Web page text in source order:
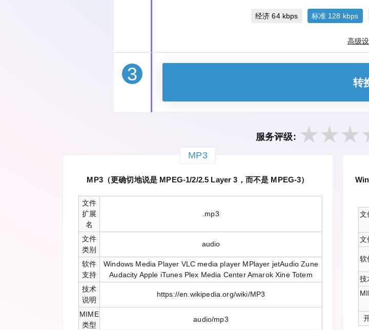
经济 64 kbps 标准 128 kbps
高级
3 转
服务评级:
MP3
MP3（更确切地说是 MPEG-1/2/2.5 Layer 3，而不是 MPEG-3）
文件
扩展
名
.mp3
文件
类别
audio
软件
支持
Windows Media Player VLC media player MPlayer jetAudio Zune
Audacity Apple iTunes Plex Media Center Amarok Xine Totem
技术
说明
https://en.wikipedia.org/wiki/MP3
MIME
类型
audio/mp3
文
文
软
技